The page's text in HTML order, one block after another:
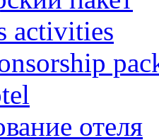
activities
отеля